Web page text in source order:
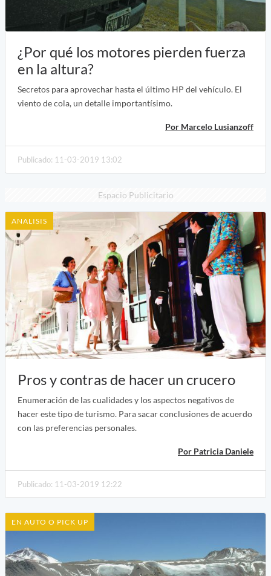
¿Por qué los motores pierden fuerza
en la altura?
Secretos para aprovechar hasta el último HP del vehículo. El
viento de cola, un detalle importantísimo.
Por Marcelo Lusianzoff
Publicado: 11-03-2019 13:02
Espacio Publicitario
ANALISIS
Pros y contras de hacer un crucero
Enumeración de las cualidades y los aspectos negativos de
hacer este tipo de turismo. Para sacar conclusiones de acuerdo
con las preferencias personales.
Por Patricia Daniele
Publicado: 11-03-2019 12:22
EN AUTO O PICK UP